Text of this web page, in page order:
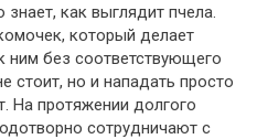
как выглядит пчела.
который делает
ним без соответствующего
стоит, но и нападать просто
На протяжении долгого
сотрудничают с